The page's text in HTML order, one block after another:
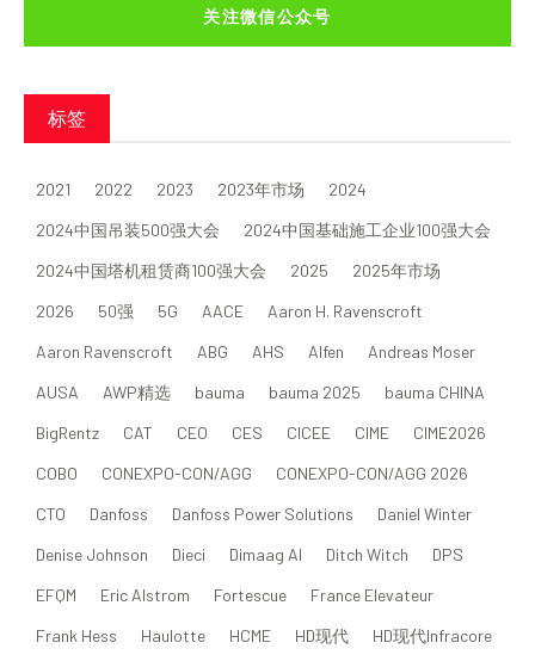
关注微信公众号
标签
2021 2022 2023 2023年市场
2024
2024中国吊装500强大会
2024中国基础施工企业100强大会
2024中国塔机租赁商100强大会
2025
2025年市场
2026
50强 5G AACE
Aaron H. Ravenscroft
Aaron Ravenscroft
ABG AHS Alfen
Andreas Moser
AUSA
AWP精选 bauma bauma 2025
bauma CHINA
BigRentz
CAT CEO CES CICEE CIME
CIME2026
COBO
CONEXPO-CON/AGG
CONEXPO-CON/AGG 2026
CTO
Danfoss Danfoss Power Solutions
Daniel Winter
Denise Johnson
Dieci Dimaag AI Ditch Witch
DPS
EFQM
Eric Alstrom Fortescue
France Elevateur
Frank Hess
Haulotte HCME HD现代
HD现代Infracore